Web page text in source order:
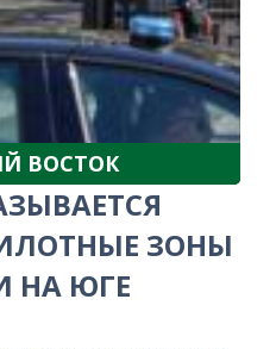
ВОСТОК
ЗОНЫ
НА ЮГЕ